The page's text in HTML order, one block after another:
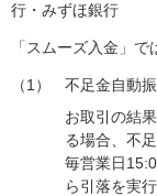
行・みずほ銀行
「スムーズ入金」
（1）
不足金自動
お取引の結
る場合、不
毎営業日
ら引落を実行